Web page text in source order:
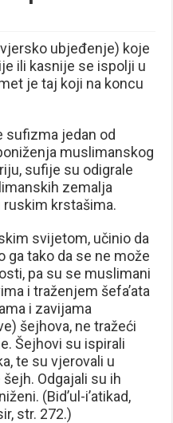
ubjeđenje) koje
ili kasnije se ispolji u
je taj koji na koncu
sufizma jedan od
muslimanskog
sufije su odigrale
zemalja
krstašima.
svijetom, učinio da
ga tako da se ne može
pa su se muslimani
i traženjem šefa’ata
i zavijama
šejhova, ne tražeći
Šejhovi su ispirali
te su vjerovali u
Odgajali su ih
(Bid’ul-i’atikad,
str. 272.)